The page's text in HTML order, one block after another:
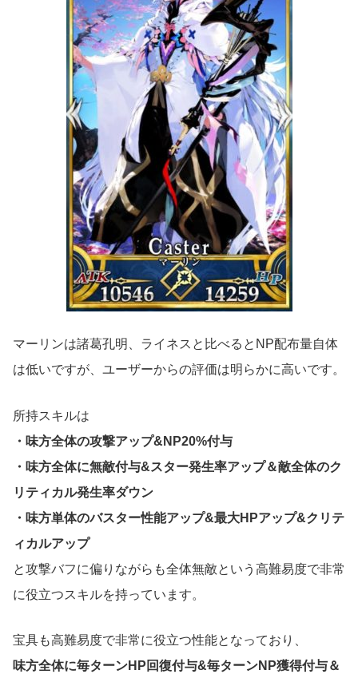
マーリンは諸葛孔明、ライネスと比べるとNP配布量自体
は低いですが、ユーザーからの評価は明らかに高いです。
所持スキルは
・味方全体の攻撃アップ&NP20%付与
・味方全体に無敵付与&スター発生率アップ＆敵全体のク
リティカル発生率ダウン
・味方単体のバスター性能アップ&最大HPアップ&クリテ
ィカルアップ
と攻撃バフに偏りながらも全体無敵という高難易度で非常
に役立つスキルを持っています。
宝具も高難易度で非常に役立つ性能となっており、
味方全体に毎ターンHP回復付与&毎ターンNP獲得付与＆